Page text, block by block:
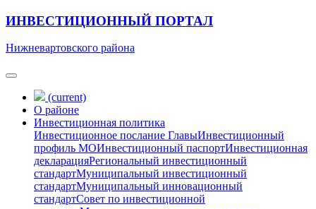
ИНВЕСТИЦИОННЫЙ ПОРТАЛ
Нижневартовского района
(current)
О районе
Инвестиционная политика
Инвестиционное послание ГлавыИнвестиционный
профиль МОИнвестиционный паспортИнвестиционная
декларацияРегиональный инвестиционный
стандартМуниципальный инвестиционный
стандартМуниципальный инновационный
стандартСовет по инвестиционной